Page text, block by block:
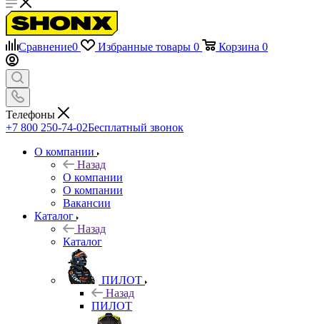
Сравнение0 Избранные товары 0 Корзина 0
Телефоны
+7 800 250-74-02Бесплатный звонок
О компании
Назад
О компании
О компании
Вакансии
Каталог
Назад
Каталог
ПИЛОТ
Назад
ПИЛОТ